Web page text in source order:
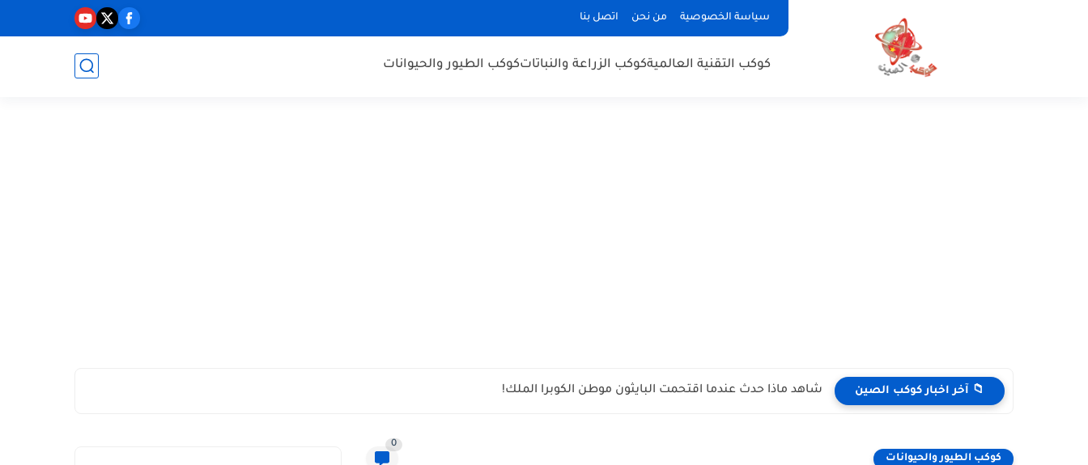
سياسة الخصوصية من نحن اتصل بنا
كوكب التقنية العالميةكوكب الزراعة والنباتاتكوكب الطيور والحيوانات
📁 آخر اخبار كوكب الصين شاهد ماذا حدث عندما اقتحمت البايثون موطن الكوبرا الملك!
كوكب الطيور والحيوانات
0